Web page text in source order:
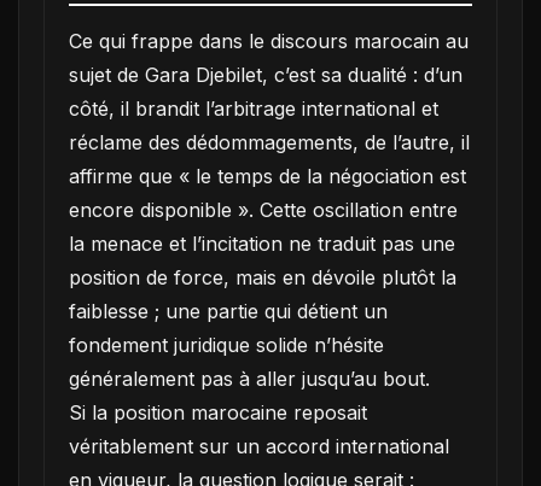
Ce qui frappe dans le discours marocain au
sujet de Gara Djebilet, c’est sa dualité : d’un
côté, il brandit l’arbitrage international et
réclame des dédommagements, de l’autre, il
affirme que « le temps de la négociation est
encore disponible ». Cette oscillation entre
la menace et l’incitation ne traduit pas une
position de force, mais en dévoile plutôt la
faiblesse ; une partie qui détient un
fondement juridique solide n’hésite
généralement pas à aller jusqu’au bout.
Si la position marocaine reposait
véritablement sur un accord international
en vigueur, la question logique serait :